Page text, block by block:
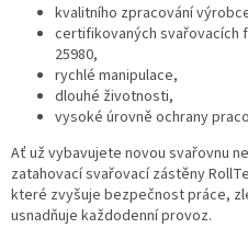
kvalitního zpracování
certifikovaných svařovacích
25980,
rychlé manipulace,
dlouhé životnosti,
vysoké úrovně ochrany
Ať už vybavujete novou svařovnu
zatahovací svařovací zástěny
které zvyšuje bezpečnost práce,
usnadňuje každodenní provoz.